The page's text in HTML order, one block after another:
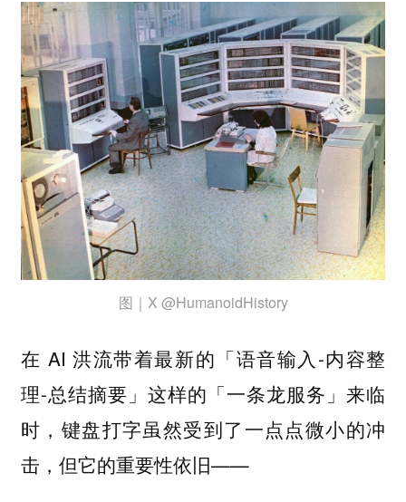
图｜X @HumanoidHistory
在 AI 洪流带着最新的「语音输入-内容整
理-总结摘要」这样的「一条龙服务」来临
时，键盘打字虽然受到了一点点微小的冲
击，但它的重要性依旧——